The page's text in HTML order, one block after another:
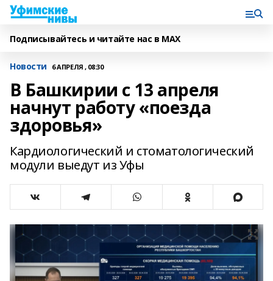
Подписывайтесь и читайте нас в MAX
Новости 6 АПРЕЛЯ , 08:30
В Башкирии с 13 апреля
начнут работу «поезда
здоровья»
Кардиологический и стоматологический
модули выедут из Уфы